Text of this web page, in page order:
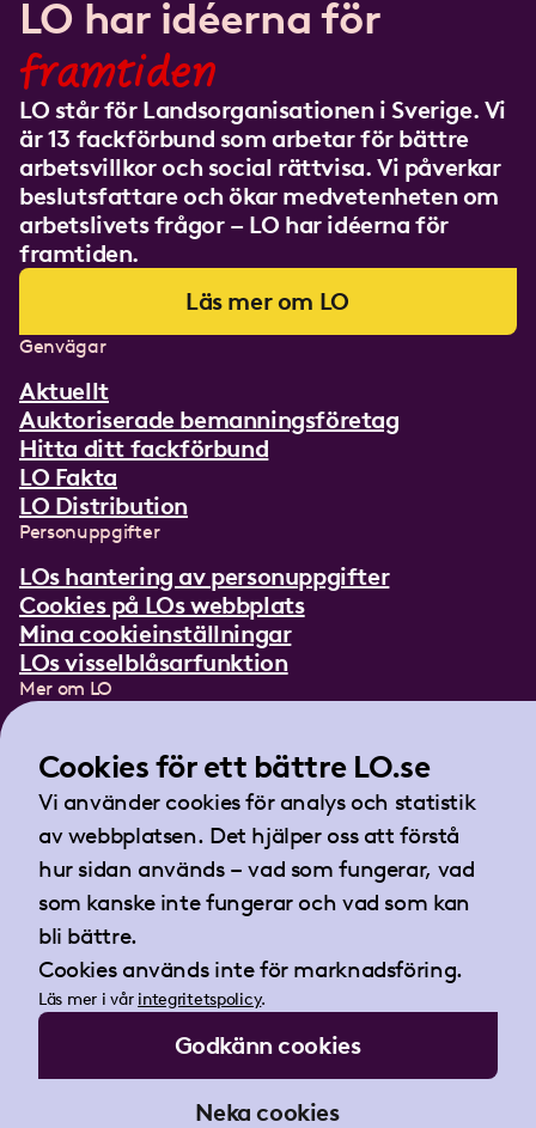
LO har idéerna för
framtiden
LO står för Landsorganisationen i Sverige. Vi
är 13 fackförbund som arbetar för bättre
arbetsvillkor och social rättvisa. Vi påverkar
beslutsfattare och ökar medvetenheten om
arbetslivets frågor – LO har idéerna för
framtiden.
Läs mer om LO
Genvägar
Aktuellt
Auktoriserade bemanningsföretag
Hitta ditt fackförbund
LO Fakta
LO Distribution
Personuppgifter
LOs hantering av personuppgifter
Cookies på LOs webbplats
Mina cookieinställningar
LOs visselblåsarfunktion
Mer om LO
Lättläst om LO
Teckenspråksfilm
Tidningen Arbetet
Landsorganisationen i Sverige
Barnhusgatan 18
105 53 Stockholm
Tel:08-796 25 00
Fax:08-796 25 17
E-post:info@lo.se
Org.nr 802001-9769
Cookies för ett bättre LO.se
Vi använder cookies för analys och statistik
av webbplatsen. Det hjälper oss att förstå
hur sidan används – vad som fungerar, vad
som kanske inte fungerar och vad som kan
bli bättre.
Cookies används inte för marknadsföring.
Läs mer i vår integritetspolicy.
Godkänn cookies
Neka cookies